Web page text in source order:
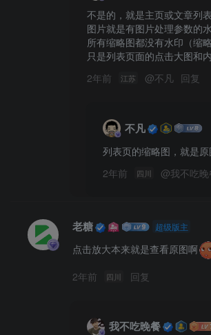
不是的，就是主页或文章列
图片就是有图片处理参数的水
所有缩略图都没有水印（缩
只是列表页面的点击大图和
2年前
江苏 @不凡 回复
不凡
列表页的缩略图，就是
2年前
四川 @我不吃晚
老糖 超级版主
点击放大本来就是查看原图啊
2年前
四川 回复
我不吃晚餐